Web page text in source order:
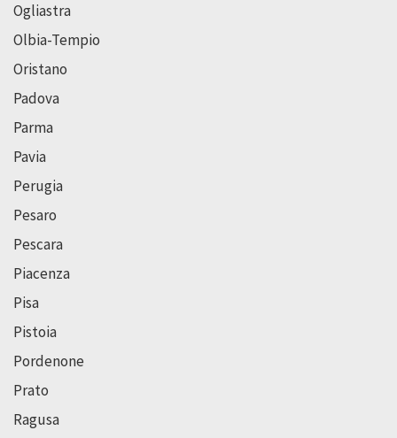
Ogliastra
Olbia-Tempio
Oristano
Padova
Parma
Pavia
Perugia
Pesaro
Pescara
Piacenza
Pisa
Pistoia
Pordenone
Prato
Ragusa